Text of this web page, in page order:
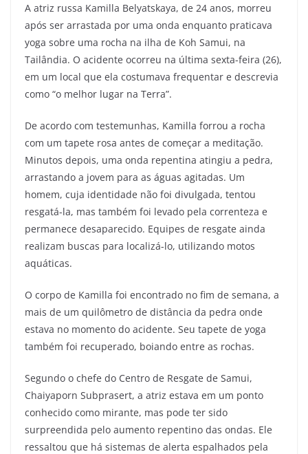
A atriz russa Kamilla Belyatskaya, de 24 anos, morreu
após ser arrastada por uma onda enquanto praticava
yoga sobre uma rocha na ilha de Koh Samui, na
Tailândia. O acidente ocorreu na última sexta-feira (26),
em um local que ela costumava frequentar e descrevia
como “o melhor lugar na Terra”.
De acordo com testemunhas, Kamilla forrou a rocha
com um tapete rosa antes de começar a meditação.
Minutos depois, uma onda repentina atingiu a pedra,
arrastando a jovem para as águas agitadas. Um
homem, cuja identidade não foi divulgada, tentou
resgatá-la, mas também foi levado pela correnteza e
permanece desaparecido. Equipes de resgate ainda
realizam buscas para localizá-lo, utilizando motos
aquáticas.
O corpo de Kamilla foi encontrado no fim de semana, a
mais de um quilômetro de distância da pedra onde
estava no momento do acidente. Seu tapete de yoga
também foi recuperado, boiando entre as rochas.
Segundo o chefe do Centro de Resgate de Samui,
Chaiyaporn Subprasert, a atriz estava em um ponto
conhecido como mirante, mas pode ter sido
surpreendida pelo aumento repentino das ondas. Ele
ressaltou que há sistemas de alerta espalhados pela